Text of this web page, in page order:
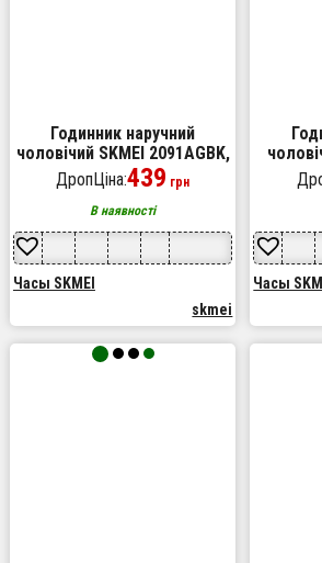
Годинник наручний
чоловічий SKMEI 2091AGBK,
тактичний годинник,
годинник армійський
оригінал, наручний для
військових
ДропЦіна:439 грн
В наявності
Часы SKMEI
skmei
Часы